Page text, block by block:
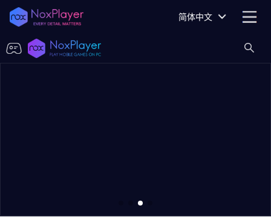
简体中文